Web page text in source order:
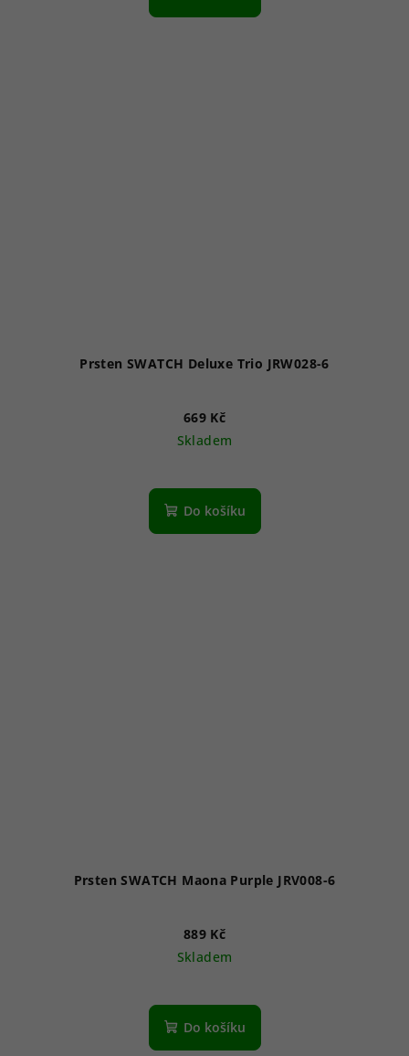
Prsten SWATCH Deluxe Trio JRW028-6
669 Kč
Skladem
Do košíku
Prsten SWATCH Maona Purple JRV008-6
889 Kč
Skladem
Do košíku